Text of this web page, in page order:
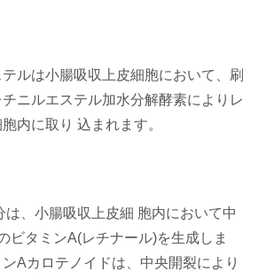
ルは小腸吸収上皮細胞において、刷
ニルエステル加水分解酵素によりレ
内に取り 込まれます。
、小腸吸収上皮細 胞内において中
ビタミンA(レチナール)を生成しま
Aカロテノイドは、中央開裂により